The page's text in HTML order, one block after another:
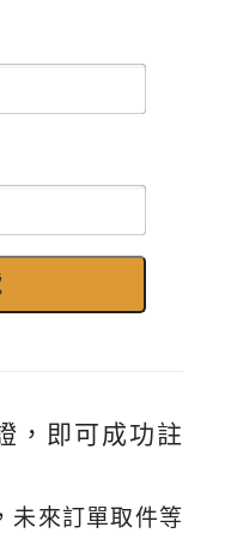
，即可成功註
未來訂單取件等